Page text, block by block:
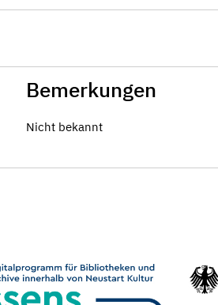
Bemerkungen
Nicht bekannt